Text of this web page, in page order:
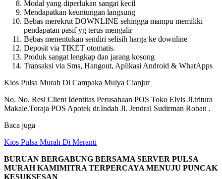
Modal yang diperlukan sangat kecil
Mendapatkan keuntungan langsung
Bebas merekrut DOWNLINE sehingga mampu memiliki
pendapatan pasif yg terus mengalir
Bebas menentukan sendiri selisih harga ke downline
Deposit via TIKET otomatis.
Produk sangat lengkap dan jarang kosong
Transaksi via Sms, Hangout, Aplikasi Android & WhatApps
Kios Pulsa Murah Di Campaka Mulya Cianjur
No. No. Resi Client Identitas Perusahaan POS Toko Elvis Jl.tritura
Makale.Toraja POS Apotek dr.Indah Jl. Jendral Sudirman Roban .
Baca juga
Kios Pulsa Murah Di Meranti
BURUAN BERGABUNG BERSAMA SERVER PULSA
MURAH KAMIMITRA TERPERCAYA MENUJU PUNCAK
KESUKSESAN